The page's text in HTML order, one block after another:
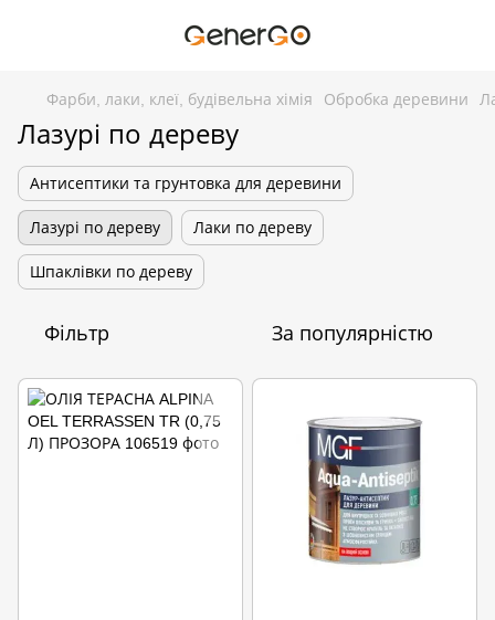
Фарби, лаки, клеї, будівельна хімія Обробка деревини
Лазурі по дереву
Антисептики та грунтовка для деревини
Лазурі по дереву Лаки по дереву
Шпаклівки по дереву
Фільтр За популярністю